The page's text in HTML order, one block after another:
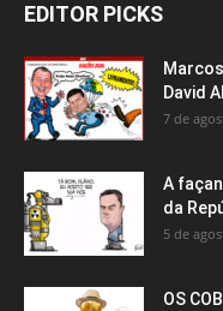
EDITOR PICKS
David
7 de
A
da
5 de
OS